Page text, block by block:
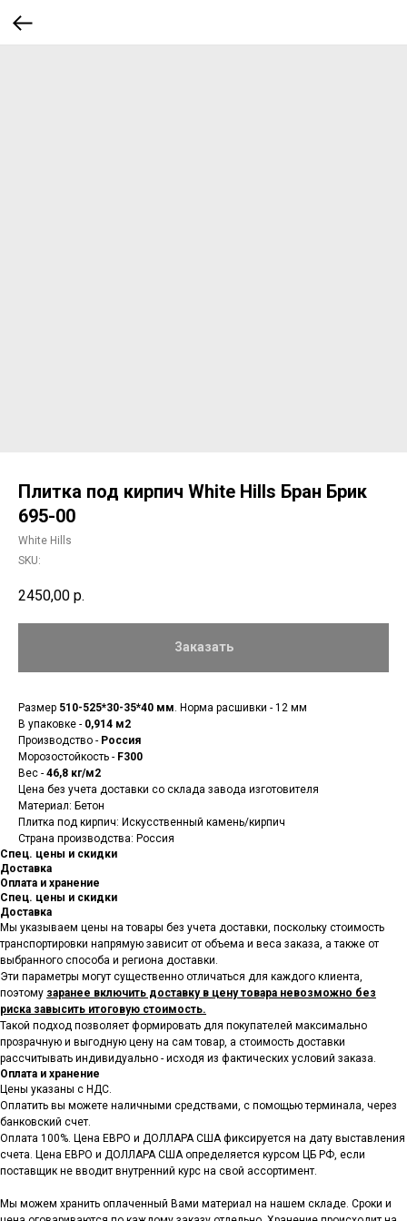
Плитка под кирпич White Hills Бран Брик
695-00
White Hills
SKU:
2450,00 р.
Заказать
Размер 510-525*30-35*40 мм . Норма расшивки - 12 мм
В упаковке - 0,914 м2
Производство - Россия
Морозостойкость - F300
Вес - 46,8 кг/м2
Цена без учета доставки со склада завода изготовителя
Материал: Бетон
Плитка под кирпич: Искусственный камень/кирпич
Страна производства: Россия
Спец. цены и скидки
Доставка
Оплата и хранение
Спец. цены и скидки
Доставка
Мы указываем цены на товары без учета доставки, поскольку стоимость
транспортировки напрямую зависит от объема и веса заказа, а также от
выбранного способа и региона доставки.
Эти параметры могут существенно отличаться для каждого клиента,
поэтому заранее включить доставку в цену товара невозможно без
риска завысить итоговую стоимость.
Такой подход позволяет формировать для покупателей максимально
прозрачную и выгодную цену на сам товар, а стоимость доставки
рассчитывать индивидуально - исходя из фактических условий заказа.
Оплата и хранение
Цены указаны с НДС.
Оплатить вы можете наличными средствами, с помощью терминала, через
банковский счет.
Оплата 100%. Цена ЕВРО и ДОЛЛАРА США фиксируется на дату выставления
счета. Цена ЕВРО и ДОЛЛАРА США определяется курсом ЦБ РФ, если
поставщик не вводит внутренний курс на свой ассортимент.
Мы можем хранить оплаченный Вами материал на нашем складе. Сроки и